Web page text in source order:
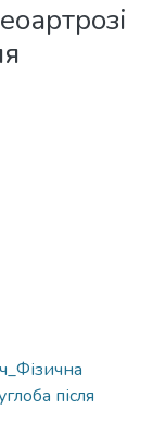
після